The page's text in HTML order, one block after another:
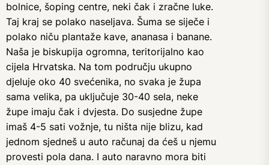
bolnice, šoping centre, neki čak i zračne luke.
Taj kraj se polako naseljava. Šuma se siječe i
polako niču plantaže kave, ananasa i banane.
Naša je biskupija ogromna, teritorijalno kao
cijela Hrvatska. Na tom području ukupno
djeluje oko 40 svećenika, no svaka je župa
sama velika, pa uključuje 30-40 sela, neke
župe imaju čak i dvjesta. Do susjedne župe
imaš 4-5 sati vožnje, tu ništa nije blizu, kad
jednom sjedneš u auto računaj da ćeš u njemu
provesti pola dana. I auto naravno mora biti